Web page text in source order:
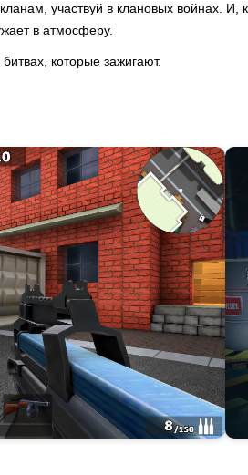
участвуй в клановых войнах. И,
в атмосферу.
которые зажигают.